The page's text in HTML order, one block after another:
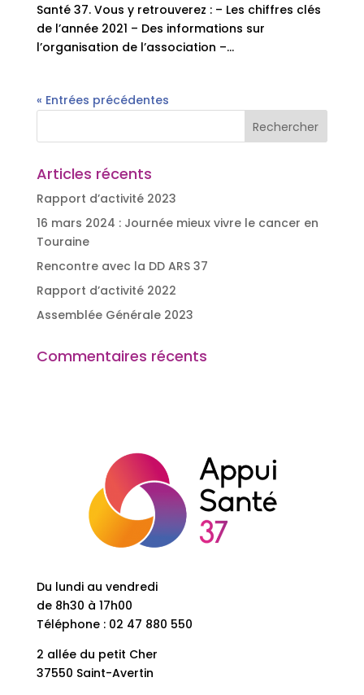
Santé 37. Vous y retrouverez : – Les chiffres clés
de l’année 2021 – Des informations sur
l’organisation de l’association –...
« Entrées précédentes
Articles récents
Rapport d’activité 2023
16 mars 2024 : Journée mieux vivre le cancer en
Touraine
Rencontre avec la DD ARS 37
Rapport d’activité 2022
Assemblée Générale 2023
Commentaires récents
Du lundi au vendredi
de 8h30 à 17h00
Téléphone : 02 47 880 550
2 allée du petit Cher
37550 Saint-Avertin